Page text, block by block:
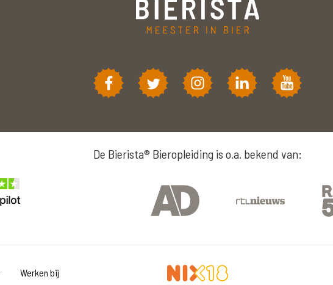
De Bierista® Bieropleiding is o.a. bekend van:
Werken bij